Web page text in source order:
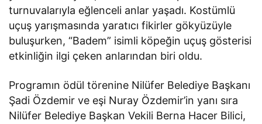
turnuvalarıyla eğlenceli anlar yaşadı. Kostümlü
uçuş yarışmasında yaratıcı fikirler gökyüzüyle
buluşurken, “Badem” isimli köpeğin uçuş gösterisi
etkinliğin ilgi çeken anlarından biri oldu.
Programın ödül törenine Nilüfer Belediye Başkanı
Şadi Özdemir ve eşi Nuray Özdemir’in yanı sıra
Nilüfer Belediye Başkan Vekili Berna Hacer Bilici,